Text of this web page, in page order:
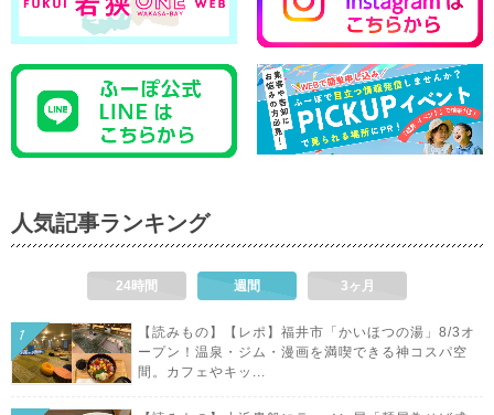
人気記事ランキング
24時間 週間 3ヶ月
【読みもの】【レポ】福井市「かいほつの湯」8/3オ
ープン！温泉・ジム・漫画を満喫できる神コスパ空
間。カフェやキッ...